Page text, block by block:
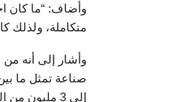
وأضاف: “ما كان
متكاملة، ولذلك
وأشار إلى أنه
إلى 3 مليون من العمالة المباشرة وغير المباشرة تمثل ما يقرب من 10 % من سوق العمل.